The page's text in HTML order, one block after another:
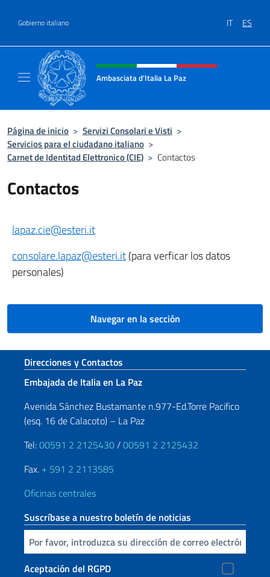
Gobierno italiano IT ES
Encabezado del sitio web,
Ambasciata d'Italia La Paz
Página de inicio > Servizi Consolari e Visti >
Servicios para el ciudadano italiano >
Carnet de Identitad Elettronico (CIE) > Contactos
Contactos
lapaz.cie@esteri.it
consolare.lapaz@esteri.it(para verficar los datos
personales)
Navegar en la sección
Sezione footer
Direcciones y Contactos
Embajada de Italia en La Paz
Avenida Sánchez Bustamante n.977-Ed.Torre Pacifico
(esq. 16 de Calacoto) – La Paz
Tel:00591 2 2125430/00591 2 2125432
Fax. + 591 2 2113585
Oficinas centrales
Suscríbase a nuestro boletín de noticias
Inserta tu correo electronico
Aceptación del RGPD